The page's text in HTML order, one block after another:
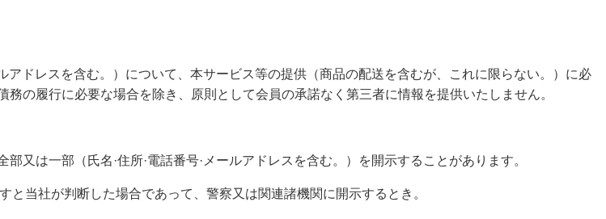
アドレスを含む。）について、本サービス等の提供（商品の配送を含むが、これに限らない。）に必
の履行に必要な場合を除き、原則として会員の承諾なく第三者に情報を提供いたしません。
又は一部（氏名·住所·電話番号·メールアドレスを含む。）を開示することがあります。
当社が判断した場合であって、警察又は関連諸機関に開示するとき。